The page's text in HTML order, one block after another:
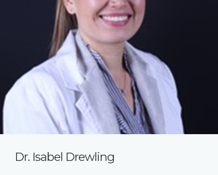
Dr. Isabel Drewling